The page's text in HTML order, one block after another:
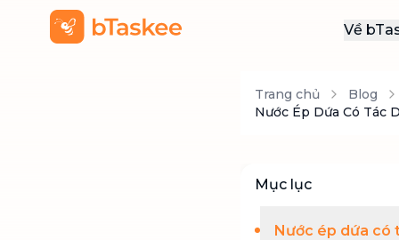
Về
Trang chủ Blog
Nước Ép Dứa Có Tác
Mục lục
Nước ép dứa có